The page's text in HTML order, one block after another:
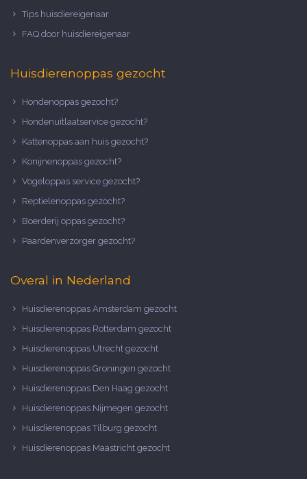
Tips huisdiereigenaar
FAQ door huisdiereigenaar
Huisdierenoppas gezocht
Hondenoppas gezocht?
Hondenuitlaatservice gezocht?
Kattenoppas aan huis gezocht?
Konijnenoppas gezocht?
Vogeloppas service gezocht?
Reptielenoppas gezocht?
Boerderij oppas gezocht?
Paardenverzorger gezocht?
Overal in Nederland
Huisdierenoppas Amsterdam gezocht
Huisdierenoppas Rotterdam gezocht
Huisdierenoppas Utrecht gezocht
Huisdierenoppas Groningen gezocht
Huisdierenoppas Den Haag gezocht
Huisdierenoppas Nijmegen gezocht
Huisdierenoppas Tilburg gezocht
Huisdierenoppas Maastricht gezocht